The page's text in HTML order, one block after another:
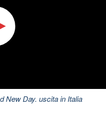
New Day. uscita in Italia